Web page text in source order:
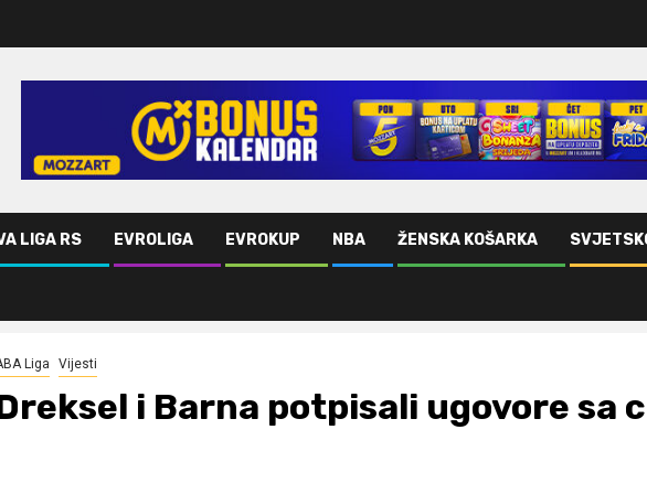
LIGA RS EVROLIGA EVROKUP NBA ŽENSKA KOŠARKA
Liga Vijesti
i Barna potpisali ugovore sa